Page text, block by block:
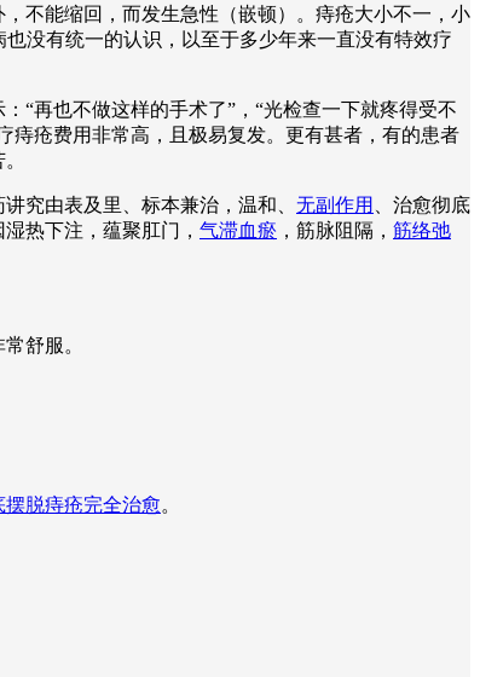
，不能缩回，而发生急性（嵌顿）。痔疮大小不一，小
没有统一的认识，以至于多少年来一直没有特效疗
“再也不做这样的手术了”，“光检查一下就疼得受不
痔疮费用非常高，且极易复发。更有甚者，有的患者
究由表及里、标本兼治，温和、 无副作用
、治愈彻底
热下注，蕴聚肛门， 气滞血瘀 ，筋脉阻隔， 筋络弛
舒服。
摆脱痔疮完全治愈。